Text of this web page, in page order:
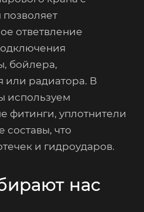
ответвление
бойлера,
или радиатора. В
используем
фитинги, уплотнители
что
и гидроударов.
нас